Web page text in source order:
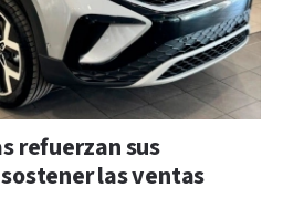
refuerzan sus
las ventas